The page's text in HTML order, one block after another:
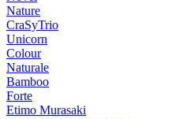
Nature
CraSyTrio
Unicorn
Colour
Naturale
Bamboo
Forte
Etimo Murasaki